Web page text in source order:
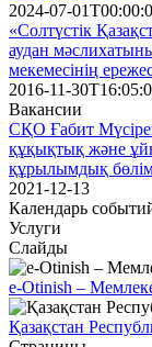
2024-07-
«Солтүстік
аудан
мекемесінің
2016-11-
Вакансии
СҚО Ғабит
құқықтық және
құрылымдық
2021-12-13
Календарь
Услуги
Слайды
e-Otinish –
Қазақстан